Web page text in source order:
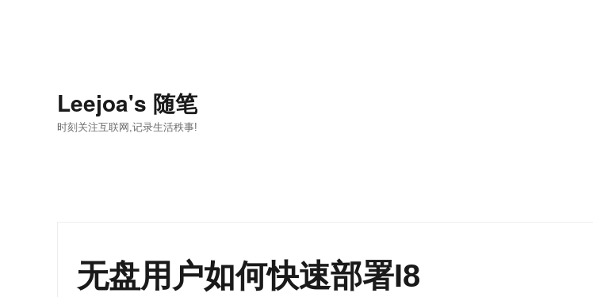
Leejoa's 随笔
时刻关注互联网,记录生活秩事!
无盘用户如何快速部署I8